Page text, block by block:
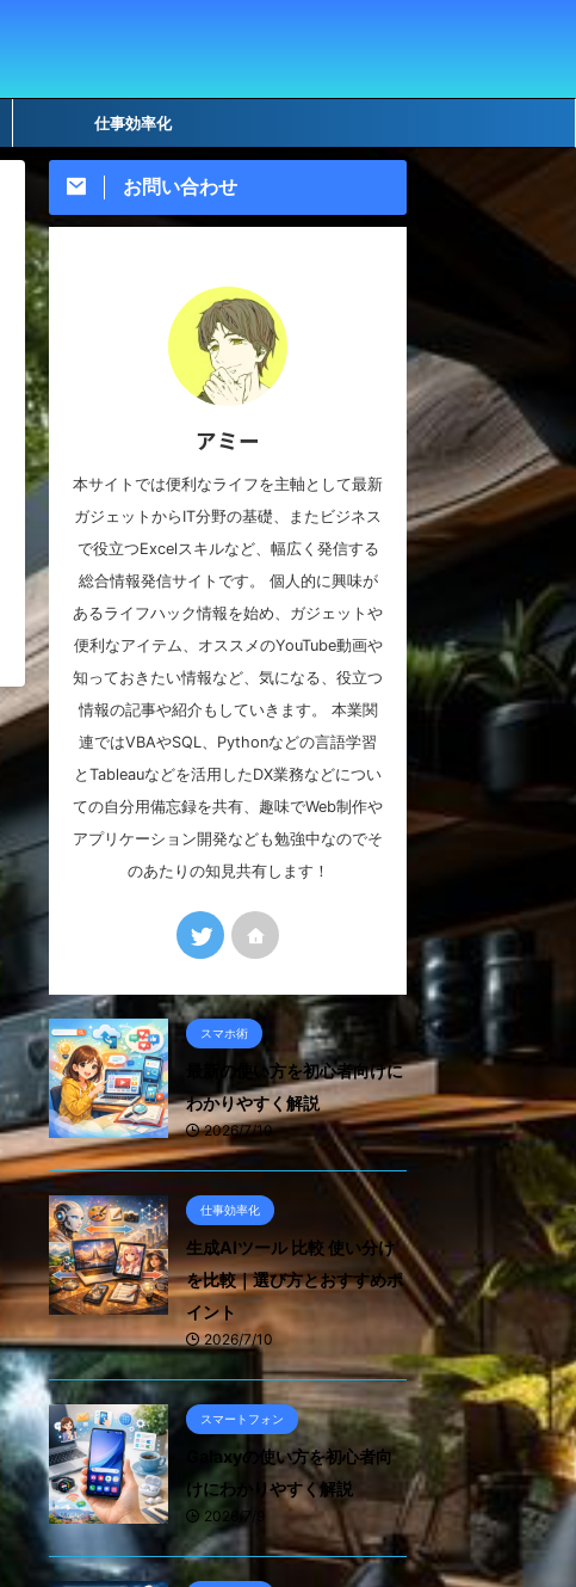
仕事効率化
お問い合わせ
アミー
本サイトでは便利なライフを主軸として最新
ガジェットからIT分野の基礎、またビジネス
で役立つExcelスキルなど、幅広く発信する
総合情報発信サイトです。 個人的に興味が
あるライフハック情報を始め、ガジェットや
便利なアイテム、オススメのYouTube動画や
知っておきたい情報など、気になる、役立つ
情報の記事や紹介もしていきます。 本業関
連ではVBAやSQL、Pythonなどの言語学習
とTableauなどを活用したDX業務などについ
ての自分用備忘録を共有、趣味でWeb制作や
アプリケーション開発なども勉強中なのでそ
のあたりの知見共有します！
スマホ術
最新の使い方を初心者向けに
わかりやすく解説
2026/7/10
仕事効率化
生成AIツール 比較 使い分け
を比較｜選び方とおすすめポ
イント
2026/7/10
スマートフォン
Galaxyの使い方を初心者向
けにわかりやすく解説
2026/7/9